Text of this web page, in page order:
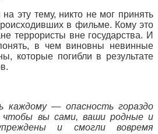
эту тему, никто не мог принять
в фильме. Кому это
террористы вне государства. И
в чем виновны невинные
которые погибли в результате
каждому — опасность гораздо
чтобы вы сами, ваши родные и
и смогли вовремя